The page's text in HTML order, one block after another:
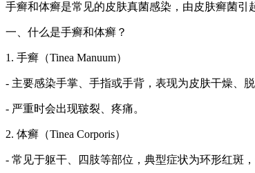
手癣和体癣是常见的皮肤真菌感染，由皮肤癣菌引
一、什么是手癣和体癣？
1. 手癣（Tinea Manuum）
- 主要感染手掌、手指或手背，表现为皮肤干燥、
- 严重时会出现皲裂、疼痛。
2. 体癣（Tinea Corporis）
- 常见于躯干、四肢等部位，典型症状为环形红斑